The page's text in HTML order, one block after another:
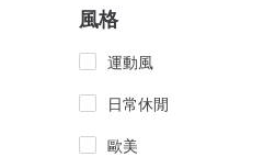
風格
運動風
日常休閒
歐美